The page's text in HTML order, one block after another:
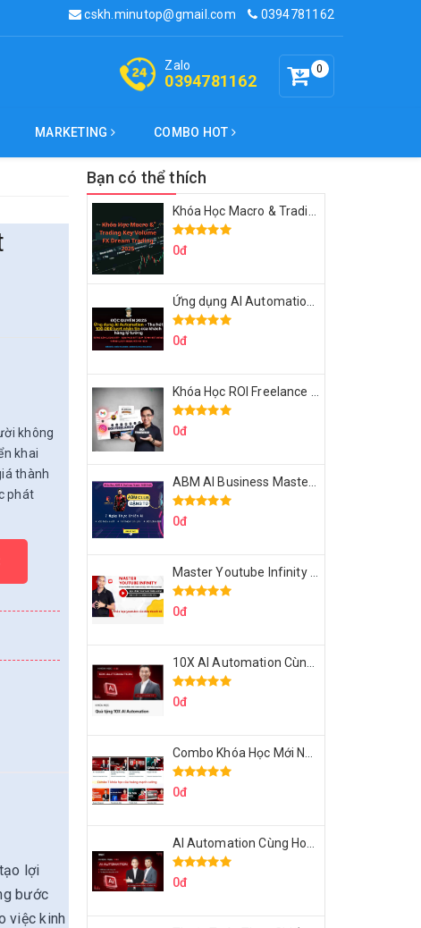
cskh.minutop@gmail.com 0394781162
0
Zalo
0394781162
MARKETING COMBO HOT
không
khai
thành
phát
lợi
bước
việc kinh
Bạn có thể thích
0đ
0đ
0đ
0đ
0đ
0đ
0đ
0đ